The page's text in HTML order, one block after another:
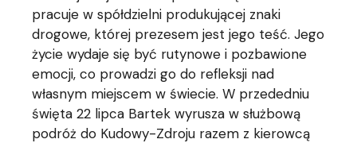
pracuje w spółdzielni produkującej znaki
drogowe, której prezesem jest jego teść. Jego
życie wydaje się być rutynowe i pozbawione
emocji, co prowadzi go do refleksji nad
własnym miejscem w świecie. W przededniu
święta 22 lipca Bartek wyrusza w służbową
podróż do Kudowy-Zdroju razem z kierowcą